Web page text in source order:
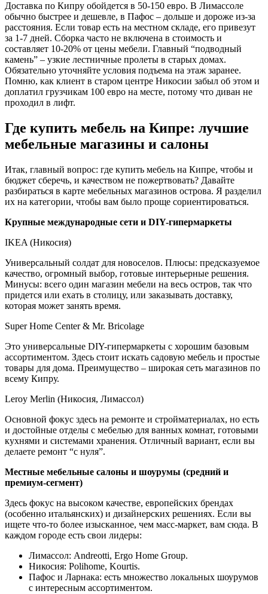
Доставка по Кипру обойдется в 50-150 евро. В Лимассоле
обычно быстрее и дешевле, в Пафос – дольше и дороже из-за
расстояния. Если товар есть на местном складе, его привезут
за 1-7 дней. Сборка часто не включена в стоимость и
составляет 10-20% от цены мебели. Главный “подводный
камень” – узкие лестничные пролеты в старых домах.
Обязательно уточняйте условия подъема на этаж заранее.
Помню, как клиент в старом центре Никосии забыл об этом и
доплатил грузчикам 100 евро на месте, потому что диван не
проходил в лифт.
Где купить мебель на Кипре: лучшие
мебельные магазины и салоны
Итак, главный вопрос: где купить мебель на Кипре, чтобы и
бюджет сберечь, и качеством не пожертвовать? Давайте
разбираться в карте мебельных магазинов острова. Я разделил
их на категории, чтобы вам было проще сориентироваться.
Крупные международные сети и DIY-гипермаркеты
IKEA (Никосия)
Универсальный солдат для новоселов. Плюсы: предсказуемое
качество, огромный выбор, готовые интерьерные решения.
Минусы: всего один магазин мебели на весь остров, так что
придется или ехать в столицу, или заказывать доставку,
которая может занять время.
Super Home Center & Mr. Bricolage
Это универсальные DIY-гипермаркеты с хорошим базовым
ассортиментом. Здесь стоит искать садовую мебель и простые
товары для дома. Преимущество – широкая сеть магазинов по
всему Кипру.
Leroy Merlin (Никосия, Лимассол)
Основной фокус здесь на ремонте и стройматериалах, но есть
и достойные отделы с мебелью для ванных комнат, готовыми
кухнями и системами хранения. Отличный вариант, если вы
делаете ремонт “с нуля”.
Местные мебельные салоны и шоурумы (средний и
премиум-сегмент)
Здесь фокус на высоком качестве, европейских брендах
(особенно итальянских) и дизайнерских решениях. Если вы
ищете что-то более изысканное, чем масс-маркет, вам сюда. В
каждом городе есть свои лидеры:
Лимассол: Andreotti, Ergo Home Group.
Никосия: Polihome, Kourtis.
Пафос и Ларнака: есть множество локальных шоурумов
с интересным ассортиментом.